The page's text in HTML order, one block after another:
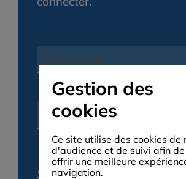
Mot de passe perdu ?
Gestion des
cookies
Ce site utilise des cookies de
d'audience et de suivi afin
offrir une meilleure
navigation.